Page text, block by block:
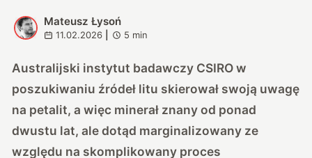
M
Mateusz Łysoń
11.02.2026 5 min
Australijski instytut badawczy CSIRO w
poszukiwaniu źródeł litu skierował swoją uwagę
na petalit, a więc minerał znany od ponad
dwustu lat, ale dotąd marginalizowany ze
względu na skomplikowany proces